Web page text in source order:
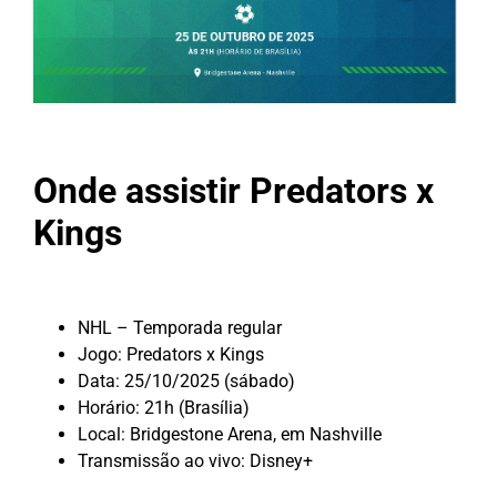
Onde assistir Predators x
Kings
NHL – Temporada regular
Jogo: Predators x Kings
Data: 25/10/2025 (sábado)
Horário: 21h (Brasília)
Local: Bridgestone Arena, em Nashville
Transmissão ao vivo: Disney+